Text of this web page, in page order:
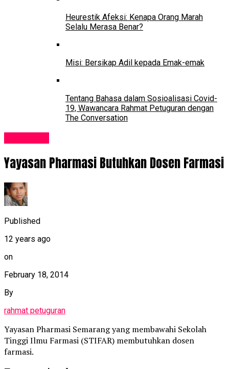
Heurestik Afeksi: Kenapa Orang Marah
Selalu Merasa Benar?
Misi: Bersikap Adil kepada Emak-emak
Tentang Bahasa dalam Sosioalisasi Covid-
19, Wawancara Rahmat Petuguran dengan
The Conversation
Yayasan Pharmasi Butuhkan Dosen Farmasi
Published
12 years ago
on
February 18, 2014
By
rahmat petuguran
Yayasan Pharmasi Semarang yang membawahi Sekolah
Tinggi Ilmu Farmasi (STIFAR) membutuhkan dosen
farmasi.